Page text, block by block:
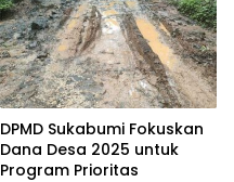
DPMD Sukabumi Fokuskan
Dana Desa 2025 untuk
Program Prioritas